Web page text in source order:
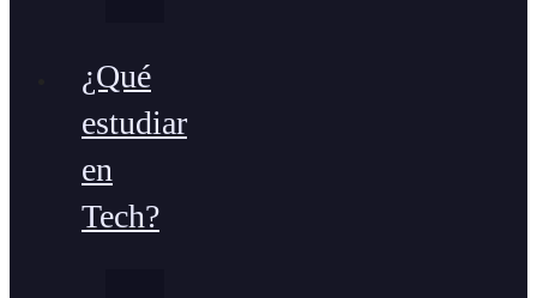
¿Qué
estudiar
en
Tech?